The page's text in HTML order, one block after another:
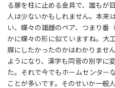
る扉を柱に止める金具で、誰もが
人は少ないかもしれません。本来
い、蝶々の雄雌のペア、つまり番
かに蝶々の形に似ていますね。大
牒にしたかったのかはわかりませ
ようになり、漢字も同音の別字に
た。それで今でもホームセンター
ことが多いです。そのせいか一般